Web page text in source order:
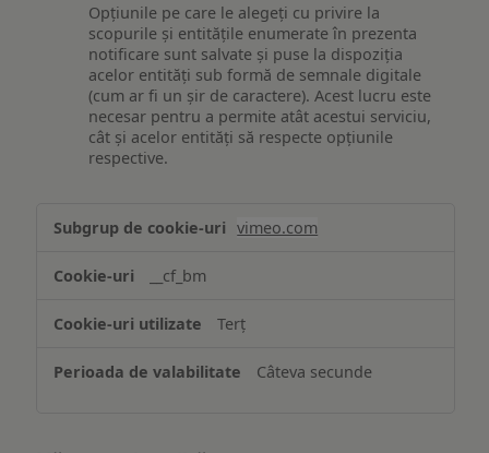
Opțiunile pe care le alegeți cu privire la
scopurile și entitățile enumerate în prezenta
notificare sunt salvate și puse la dispoziția
acelor entități sub formă de semnale digitale
(cum ar fi un șir de caractere). Acest lucru este
necesar pentru a permite atât acestui serviciu,
cât și acelor entități să respecte opțiunile
respective.
funcționalităților
ului
vimeo.com
__cf_bm
Terț
Câteva secunde